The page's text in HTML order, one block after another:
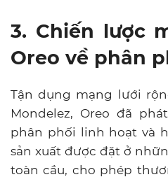
3. Chiến lược
Oreo về phân
Tận dụng mạng lưới
Mondelez, Oreo đã
phân phối linh hoạt và
sản xuất được đặt ở
toàn cầu, cho phép